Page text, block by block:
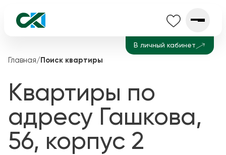
В личный кабинет
Главная/ Поиск квартиры
Квартиры по
адресу Гашкова,
56, корпус 2